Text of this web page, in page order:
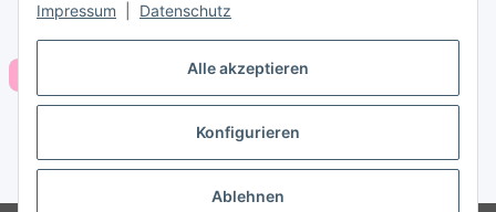
Alle akzeptieren
Konfigurieren
Ablehnen
Impressum Datenschutz
Vertrag widerrufen
* Alle Preise inkl. gesetzlicher USt., zzgl.Versand